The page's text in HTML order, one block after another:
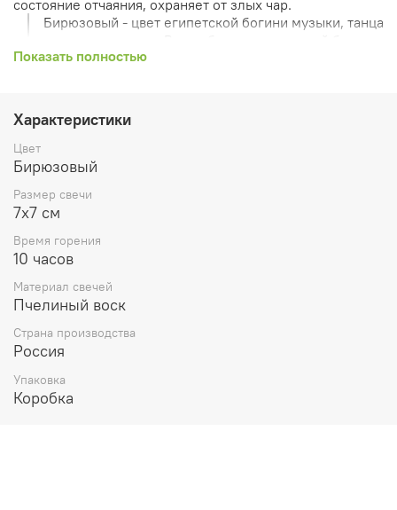
состояние отчаяния, охраняет от злых чар.
Бирюзовый - цвет египетской богини музыки, танца
отражало истинную сущность всех, кто смотрелся в
чувствами и мыслями, опытом и мудростью,
Свечи бирюзового цвета помогут, если вам нужно
различным сферам жизни или делать сразу две
карьеры.
Этот цвет вызывает сострадание и альтруизм,
увеличение целительских способностей,
способствует сохранению объективности при
необходимости сделать трудный выбор или
принять решение, даёт возможность проникать в
Состав: пчелиный воск. омела
Размер 7х7 см
Время горения 10 часов
Показать полностью
Характеристики
Цвет
Бирюзовый
Размер свечи
7х7 см
Время горения
10 часов
Материал свечей
Пчелиный воск
Страна производства
Россия
Упаковка
Коробка